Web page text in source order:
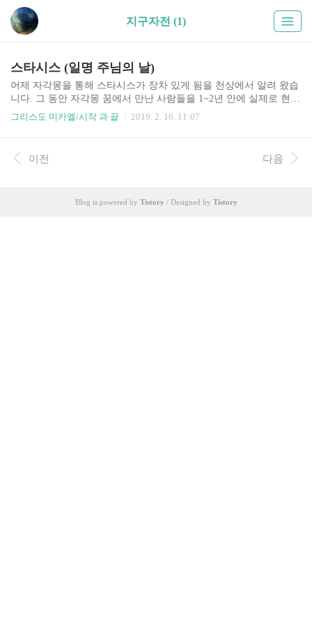
지구자전 (1)
스타시스 (일명 주님의 날)
어제 자각몽을 통해 스타시스가 장차 있게 됨을 천상에서 알려 왔습
니다. 그 동안 자각몽 꿈에서 만난 사람들을 1~2년 안에 실제로 현실
에서 만나게 되었는데, 이런 경험에 비추어 볼 때 양손이 아닌 한손
그리스도 미카엘/시작 과 끝 2019. 2. 16. 11:07
이전 다음
Blog is powered by Tistory / Designed by Tistory